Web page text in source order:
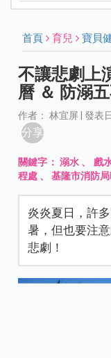
首頁 育兒 寶貝
不讓悲劇上
曆 ＆ 防溺
作者： 林宜屏 | 發表
分享
關鍵字： 溺水 、 戲
程處 、基隆市消防
炎炎夏日，許
暑，但也要注
悲劇！